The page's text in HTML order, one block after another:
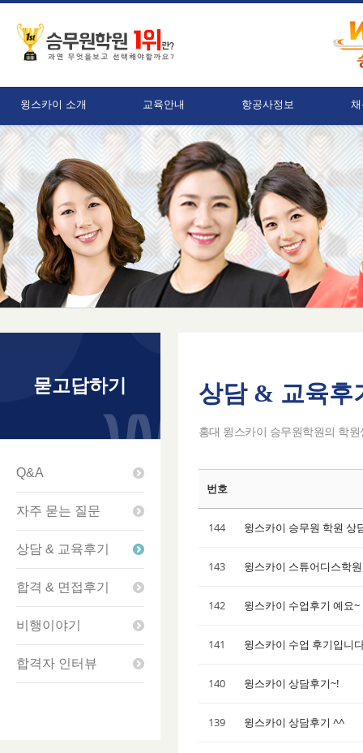
윙스카이 소개 교육안내 항공사정보
묻고답하기
Q&A
자주 묻는 질문
상담 & 교육후기
합격 & 면접후기
비행이야기
합격자 인터뷰
상담 & 교육후
홍대 윙스카이 승무원학원의 학
번호
144 윙스카이 승무원 학원 상
143 윙스카이 스튜어디스학
142 윙스카이 수업후기 예요~
141 윙스카이 수업 후기입니
140 윙스카이 상담후기~!
139 윙스카이 상담후기 ^^